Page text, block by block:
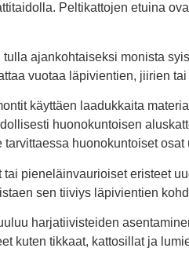
Peltikattojen etuina
tulla ajankohtaiseksi monista
vuotaa läpivientien, jiirien
käyttäen laadukkaita
huonokuntoisen
tarvittaessa huonokuntoiset
tai pieneläinvaurioiset eristeet
sen tiiviys läpivientien
harjatiivisteiden
kuten tikkaat, kattosillat ja